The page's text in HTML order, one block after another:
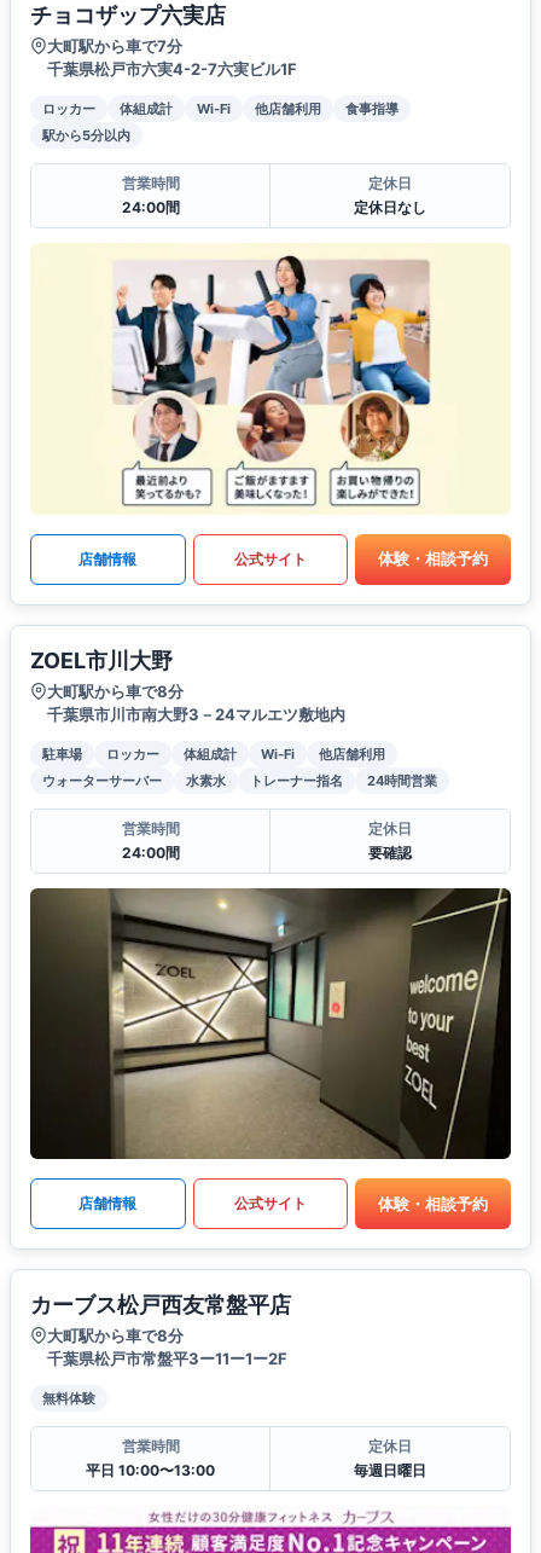
チョコザップ六実店
大町駅から車で7分
千葉県松戸市六実4-2-7六実ビル1F
ロッカー 体組成計 Wi-Fi 他店舗利用
食事指導
駅から5分以内
営業時間
24:00間
定休日
定休日なし
店舗情報 公式サイト 体験・相談予約
ZOEL市川大野
大町駅から車で8分
千葉県市川市南大野3－24マルエツ敷地内
駐車場 ロッカー 体組成計 Wi-Fi
他店舗利用
ウォーターサーバー
水素水 トレーナー指名 24時間営業
営業時間
24:00間
定休日
要確認
店舗情報 公式サイト 体験・相談予約
カーブス松戸西友常盤平店
大町駅から車で8分
千葉県松戸市常盤平3ー11ー1ー2F
無料体験
営業時間
平日 10:00〜13:00
定休日
毎週日曜日